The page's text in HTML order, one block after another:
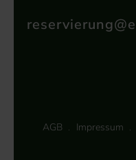
AGB Impressum